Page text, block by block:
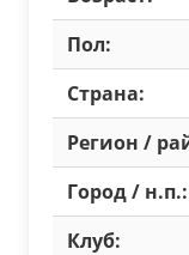
Пол:
Страна:
Регион /
Город / н.п.:
Клуб: